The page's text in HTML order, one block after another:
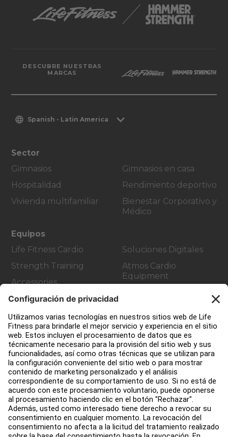
DESCUBRE NUESTRAS
MARCAS
Spanish - Latin America
Sector
Gimnasios
Hospitalidad
Vivienda multifamiliar
Gimnasios en casa
Rendimiento deportivo
Bienestar Corporativo y
Médico
Equipos
Life Fitness Cardio
Strength Training
Accessories
Soluciones Digitales
Atmos Cardio
Equipment
Atención al Cliente
Design de gimnasio
Centro de servicios
Centro de Educación
Acerca de
Buscar un distribuidor
Encuentre una tienda
Legal